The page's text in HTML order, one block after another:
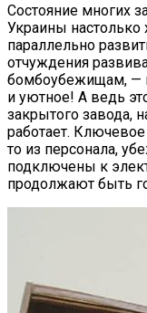
Состояние многих
Украины
параллельно
отчуждения
бомбоубежищам, —
и уютное! А ведь
закрытого завода,
работает. Ключевое
то из персонала,
подключены к
продолжают быть